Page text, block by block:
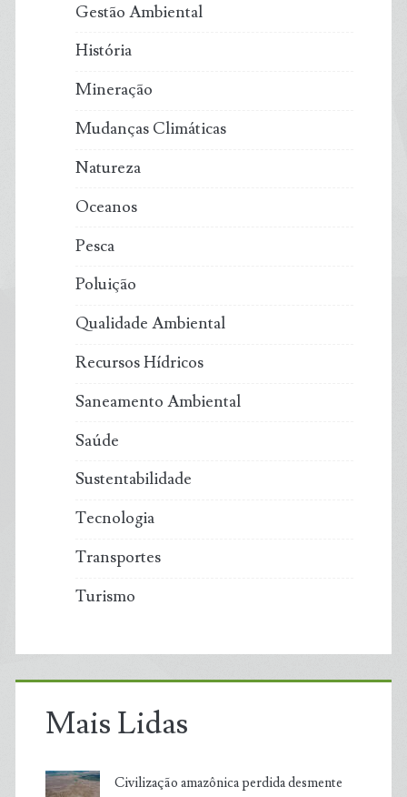
Gestão Ambiental
História
Mineração
Mudanças Climáticas
Natureza
Oceanos
Pesca
Poluição
Qualidade Ambiental
Recursos Hídricos
Saneamento Ambiental
Saúde
Sustentabilidade
Tecnologia
Transportes
Turismo
Mais Lidas
Civilização amazônica perdida desmente